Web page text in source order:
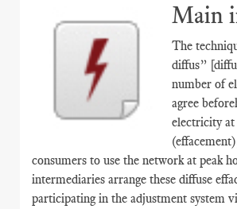
Main
The
diffus”
number of
agree
electricity
consumers to use the network at peak
intermediaries arrange these diffuse
participating in the adjustment system